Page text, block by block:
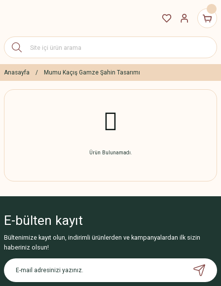
Anasayfa Mumu Kaçış Gamze Şahin Tasarımı
Ürün Bulunamadı.
E-bülten kayıt
Bültenimize kayıt olun, indirimli ürünlerden ve kampanyalardan ilk sizin
haberiniz olsun!